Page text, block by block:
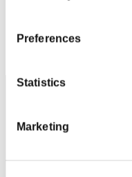
Preferences
Statistics
Marketing
Steam